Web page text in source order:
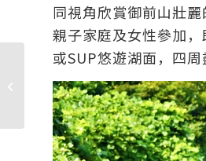
同視角欣賞御前山壯
親子家庭及女性參加
或SUP悠遊湖面，四
栃木縣|日光鬼怒川溫泉
夏日祭典 第58屆龍王祭